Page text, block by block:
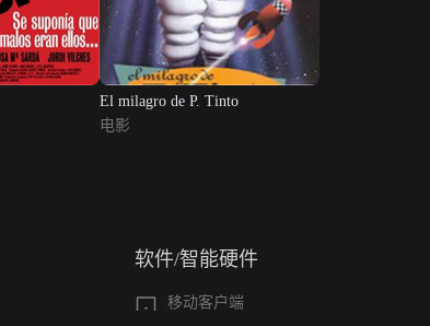
El milagro de P. Tinto
电影
软件/智能硬件
移动客户端